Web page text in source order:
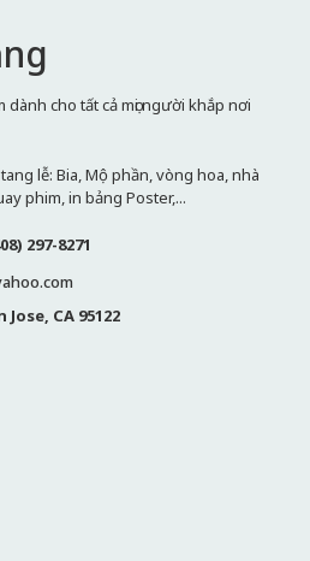
cho tất cả mọi người khắp nơi
lễ: Bia, Mộ phần, vòng hoa, nhà
phim, in bảng Poster,...
297-8271
Jose, CA 95122